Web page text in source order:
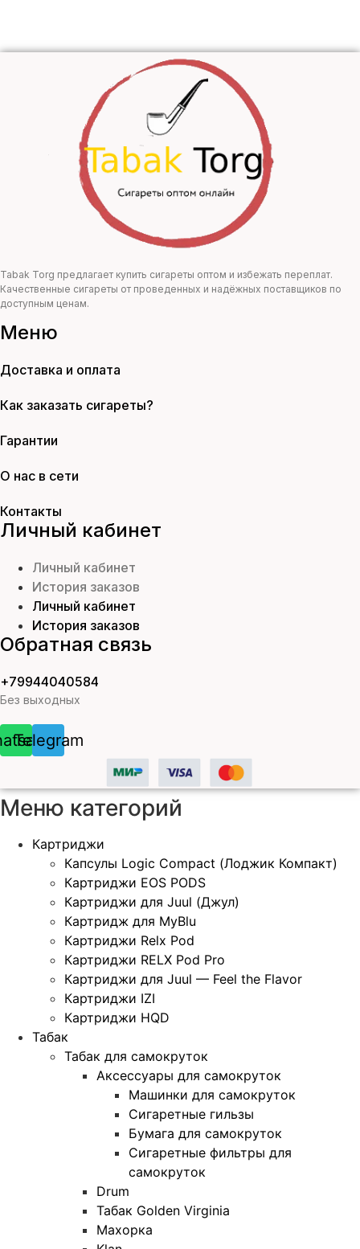
200,00 ₽.
Tabak Torg предлагает купить сигареты оптом и избежать переплат.
Качественные сигареты от проведенных и надёжных поставщиков по
доступным ценам.
Меню
Доставка и оплата
Как заказать сигареты?
Гарантии
О нас в сети
Контакты
Личный кабинет
Личный кабинет
История заказов
Личный кабинет
История заказов
Обратная связь
+79944040584
Без выходных
Telegram
Меню категорий
Картриджи
Капсулы Logic Compact (Лоджик Компакт)
Картриджи EOS PODS
Картриджи для Juul (Джул)
Картридж для MyBlu
Картриджи Relx Pod
Картриджи RELX Pod Pro
Картриджи для Juul — Feel the Flavor
Картриджи IZI
Картриджи HQD
Табак
Табак для самокруток
Аксессуары для самокруток
Машинки для самокруток
Сигаретные гильзы
Бумага для самокруток
Сигаретные фильтры для
самокруток
Drum
Табак Golden Virginia
Махорка